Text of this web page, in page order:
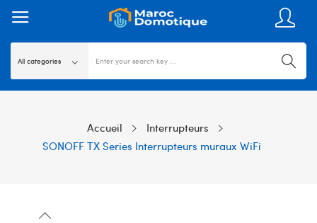
Accueil
Interrupteurs
SONOFF TX Series Interrupteurs muraux WiFi